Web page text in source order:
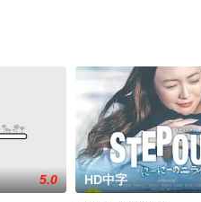
5.0 HD中字